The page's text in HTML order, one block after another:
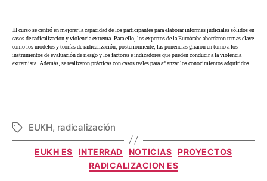
El curso se centró en mejorar la capacidad de los participantes para elaborar informes judiciales sólidos en
casos de radicalización y violencia extrema. Para ello, los expertos de la Euroárabe abordaron temas clave
como los modelos y teorías de radicalización, posteriormente, las ponencias giraron en torno a los
instrumentos de evaluación de riesgo y los factores e indicadores que pueden conducir a la violencia
extremista. Además, se realizaron prácticas con casos reales para afianzar los conocimientos adquiridos.
EUKH, radicalización
EUKH ES INTERRAD NOTICIAS PROYECTOS
RADICALIZACION ES